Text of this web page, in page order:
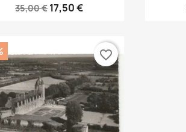
35,00 € 17,50 €
favorite_border